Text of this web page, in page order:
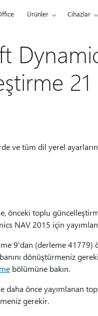
Ürünler Cihazlar
ve tüm dil yerel
önceki toplu
NAV 2015 için
9'dan (derleme
dönüştürmeniz
bölümüne bakın.
daha önce yayımlanan
gerekir.